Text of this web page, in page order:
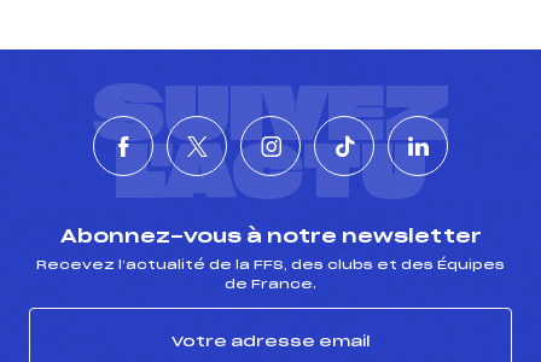
SUIVEZ
L'ACTU
Abonnez-vous à notre newsletter
Recevez l’actualité de la FFS, des clubs et des Équipes
de France.